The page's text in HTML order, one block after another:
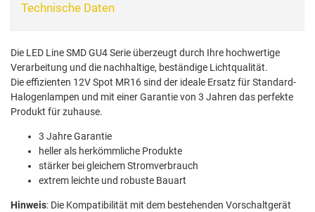
Technische Daten
Die LED Line SMD GU4 Serie überzeugt durch Ihre hochwertige
Verarbeitung und die nachhaltige, beständige Lichtqualität.
Die effizienten 12V Spot MR16 sind der ideale Ersatz für Standard-
Halogenlampen und mit einer Garantie von 3 Jahren das perfekte
Produkt für zuhause.
3 Jahre Garantie
heller als herkömmliche Produkte
stärker bei gleichem Stromverbrauch
extrem leichte und robuste Bauart
Hinweis: Die Kompatibilität mit dem bestehenden Vorschaltgerät